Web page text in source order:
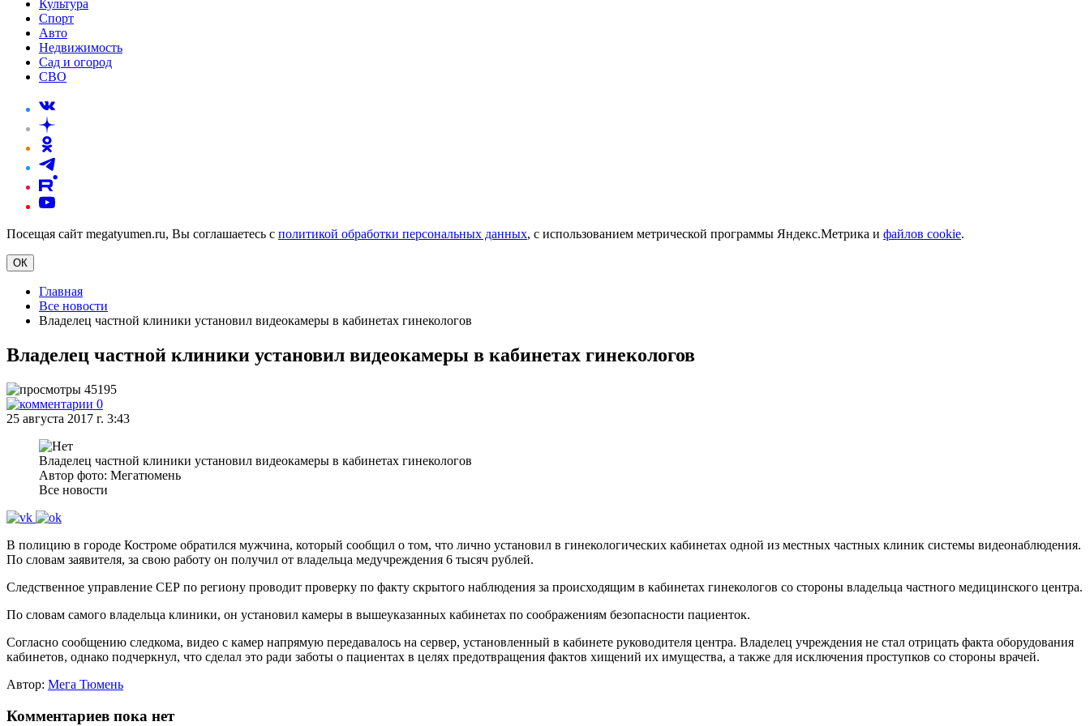
Культура
Спорт
Авто
Недвижимость
Сад и огород
СВО
Посещая сайт megatyumen.ru, Вы соглашаетесь с политикой обработки персональных данных, с использованием метрической программы Яндекс.Метрика и файлов cookie.
ОК
Главная
Все новости
Владелец частной клиники установил видеокамеры в кабинетах гинекологов
Владелец частной клиники установил видеокамеры в кабинетах гинекологов
45195
0
25 августа 2017 г. 3:43
Владелец частной клиники установил видеокамеры в кабинетах гинекологов
Автор фото: Мегатюмень
Все новости
В полицию в городе Костроме обратился мужчина, который сообщил о том, что лично установил в гинекологических кабинетах одной из местных частных клиник системы видеонаблюдения.
По словам заявителя, за свою работу он получил от владельца медучреждения 6 тысяч рублей.
Следственное управление СЕР по региону проводит проверку по факту скрытого наблюдения за происходящим в кабинетах гинекологов со стороны владельца частного медицинского центра.
По словам самого владельца клиники, он установил камеры в вышеуказанных кабинетах по соображениям безопасности пациенток.
Согласно сообщению следкома, видео с камер напрямую передавалось на сервер, установленный в кабинете руководителя центра. Владелец учреждения не стал отрицать факта оборудования
кабинетов, однако подчеркнул, что сделал это ради заботы о пациентах в целях предотвращения фактов хищений их имущества, а также для исключения проступков со стороны врачей.
Автор: Мега Тюмень
Комментариев пока нет